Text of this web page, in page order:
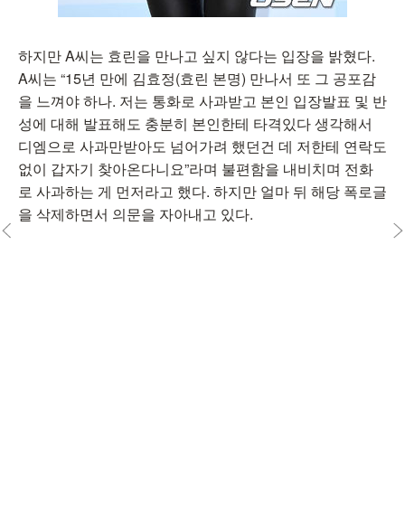
하지만 A씨는 효린을 만나고 싶지 않다는 입장을 밝혔다.
A씨는 “15년 만에 김효정(효린 본명) 만나서 또 그 공포감
을 느껴야 하나. 저는 통화로 사과받고 본인 입장발표 및 반
성에 대해 발표해도 충분히 본인한테 타격있다 생각해서
디엠으로 사과만받아도 넘어가려 했던건 데 저한테 연락도
없이 갑자기 찾아온다니요”라며 불편함을 내비치며 전화
로 사과하는 게 먼저라고 했다. 하지만 얼마 뒤 해당 폭로글
을 삭제하면서 의문을 자아내고 있다.